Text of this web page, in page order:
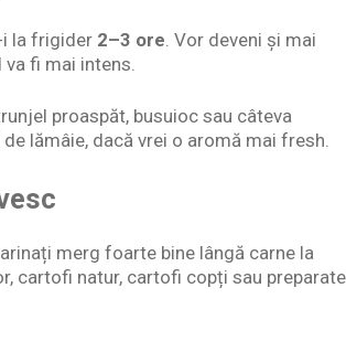
i la frigider 2–3 ore . Vor deveni și mai
fi mai intens.
proaspăt, busuioc sau câteva
lămâie, dacă vrei o aromă mai fresh.
merg foarte bine lângă carne la
cartofi natur, cartofi copți sau preparate